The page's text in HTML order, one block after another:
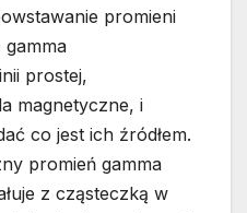
promieni
gamma
prostej,
magnetyczne, i
co jest ich źródłem.
promień gamma
z cząsteczką w